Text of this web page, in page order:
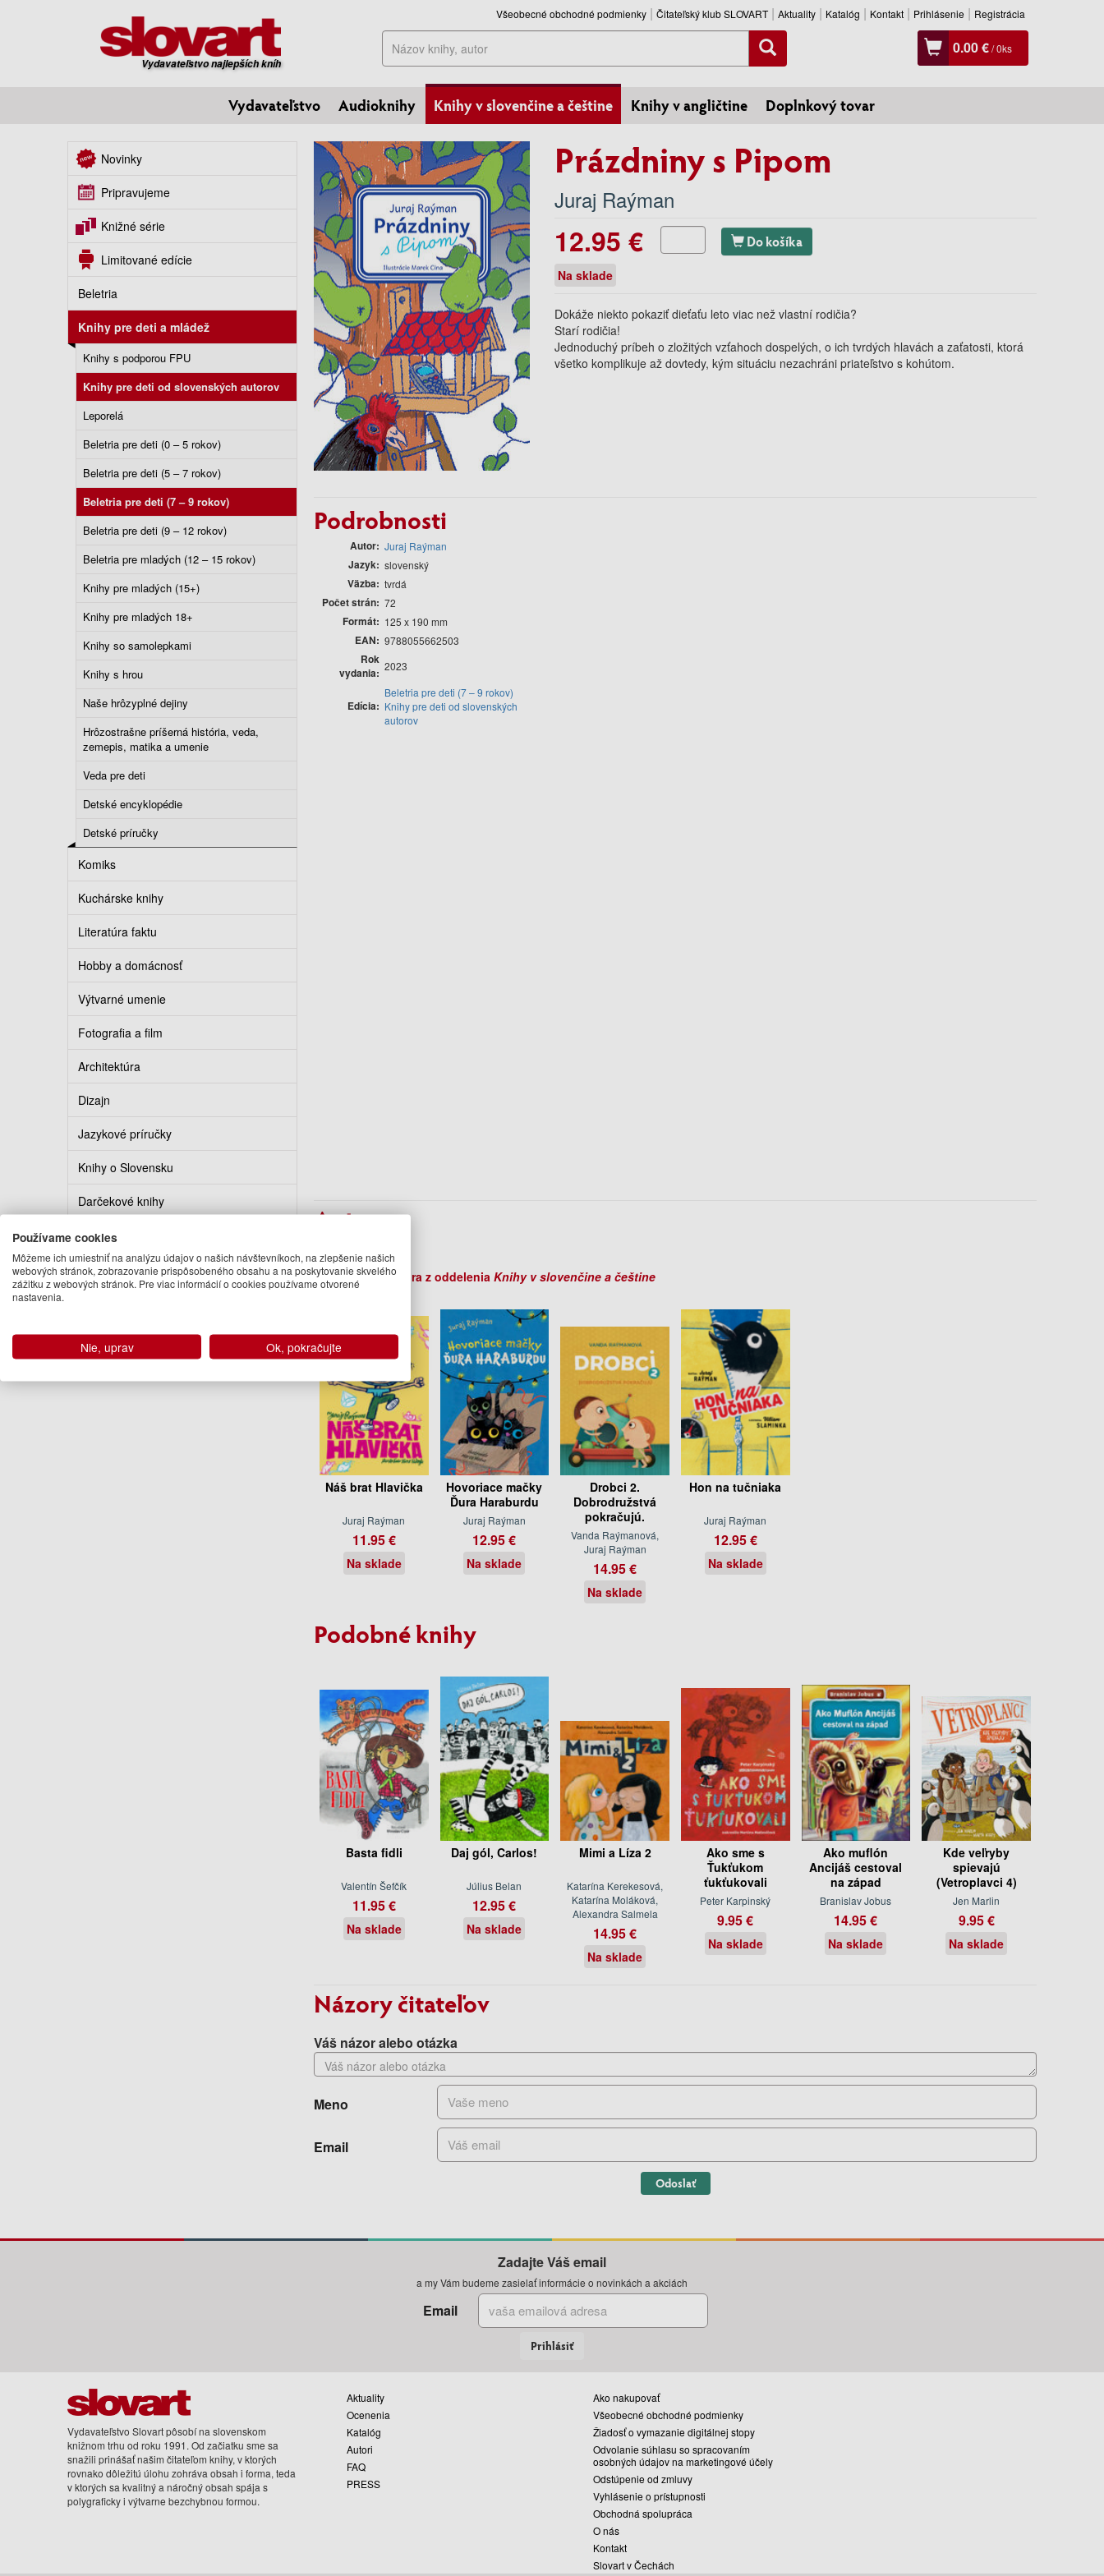
Vydavateľstvo najlepších kníh
Všeobecné obchodné podmienky Čitateľský klub SLOVART Aktuality Katalóg Kontakt Prihlásenie Registrácia
Hľadať 0.00 €/0ks
Vydavateľstvo Audioknihy Knihy v slovenčine a češtine Knihy v angličtine Doplnkový tovar
Novinky
Pripravujeme
Knižné série
Limitované edície
Beletria
Knihy pre deti a mládež
Knihy s podporou FPU
Knihy pre deti od slovenských autorov
Leporelá
Beletria pre deti (0 – 5 rokov)
Beletria pre deti (5 – 7 rokov)
Beletria pre deti (7 – 9 rokov)
Beletria pre deti (9 – 12 rokov)
Beletria pre mladých (12 – 15 rokov)
Knihy pre mladých (15+)
Knihy pre mladých 18+
Knihy so samolepkami
Knihy s hrou
Naše hrôzyplné dejiny
Hrôzostrašne príšerná história, veda,
zemepis, matika a umenie
Veda pre deti
Detské encyklopédie
Detské príručky
Komiks
Kuchárske knihy
Literatúra faktu
Hobby a domácnosť
Výtvarné umenie
Fotografia a film
Architektúra
Dizajn
Jazykové príručky
Knihy o Slovensku
Darčekové knihy
Kalendáre a diáre
Knihy v cudzom jazyku
Prázdniny s Pipom
Juraj Raýman
12.95 € Do košíka
Na sklade
Dokáže niekto pokaziť dieťaťu leto viac než vlastní rodičia?
Starí rodičia!
Jednoduchý príbeh o zložitých vzťahoch dospelých, o ich tvrdých hlavách a zaťatosti, ktorá
všetko komplikuje až dovtedy, kým situáciu nezachráni priateľstvo s kohútom.
Podrobnosti
Autor Juraj Raýman
Jazyk slovenský
Väzba tvrdá
Počet strán 72
Formát 125 x 190 mm
EAN 9788055662503
Rok
vydania
2023
Edícia
Beletria pre deti (7 – 9 rokov)
Knihy pre deti od slovenských
autorov
Autor
Juraj Raýman
Ďalšie knihy autora z oddelenia Knihy v slovenčine a češtine
Náš brat Hlavička
Juraj Raýman
11.95 €
Na sklade
Hovoriace mačky
Ďura Haraburdu
Juraj Raýman
12.95 €
Na sklade
Drobci 2.
Dobrodružstvá
pokračujú.
Vanda Raýmanová,
Juraj Raýman
14.95 €
Na sklade
Hon na tučniaka
Juraj Raýman
12.95 €
Na sklade
Podobné knihy
Basta fidli
Valentín Šefčík
11.95 €
Na sklade
Daj gól, Carlos!
Július Belan
12.95 €
Na sklade
Mimi a Líza 2
Katarína Kerekesová,
Katarína Moláková,
Alexandra Salmela
14.95 €
Na sklade
Ako sme s
Ťukťukom
ťukťukovali
Peter Karpinský
9.95 €
Na sklade
Ako muflón
Ancijáš cestoval
na západ
Branislav Jobus
14.95 €
Na sklade
Kde veľryby
spievajú
(Vetroplavci 4)
Jen Marlin
9.95 €
Na sklade
Názory čitateľov
Váš názor alebo otázka
Meno
Email
Odoslať
Zadajte Váš email
a my Vám budeme zasielať informácie o novinkách a akciách
Email
Prihlásiť
Vydavateľstvo Slovart pôsobí na slovenskom
knižnom trhu od roku 1991. Od začiatku sme sa
snažili prinášať našim čitateľom knihy, v ktorých
rovnako dôležitú úlohu zohráva obsah i forma, teda
v ktorých sa kvalitný a náročný obsah spája s
polygraficky i výtvarne bezchybnou formou.
Aktuality
Ocenenia
Katalóg
Autori
FAQ
PRESS
Ako nakupovať
Všeobecné obchodné podmienky
Žiadosť o vymazanie digitálnej stopy
Odvolanie súhlasu so spracovaním
osobných údajov na marketingové účely
Odstúpenie od zmluvy
Vyhlásenie o prístupnosti
Obchodná spolupráca
O nás
Kontakt
Slovart v Čechách
Používame cookies
Môžeme ich umiestniť na analýzu údajov o našich návštevníkoch, na zlepšenie našich
webových stránok, zobrazovanie prispôsobeného obsahu a na poskytovanie skvelého
zážitku z webových stránok. Pre viac informácií o cookies používame otvorené
nastavenia.
Nie, uprav Ok, pokračujte